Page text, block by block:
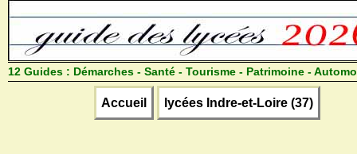
12 Guides : Démarches - Santé - Tourisme - Patrimoine -
Accueil lycées Indre-et-Loire (37)